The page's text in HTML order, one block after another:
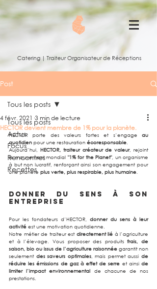
Catering | Traiteur Organisateur de Réceptions
Post
Tous les posts
Actus
Focus
Rencontres
Recettes
Tous les posts
HECTOR devient membre de 1% pour la planète.
4 févr. 2021 3 min de lecture
HECTOR porte des valeurs fortes et s’engage au
quotidien pour une restauration écoresponsable.
Aujourd’hui, HECTOR, traiteur créateur de valeur, rejoint
le mouvement mondial "1% for the Planet", un organisme
à but non lucratif, renforçant ainsi son engagement pour
une planète plus verte, plus respirable, plus humaine.
Donner du sens à son
entreprise
Pour les fondateurs d’HECTOR, donner du sens à leur
activité est une motivation quotidienne.
Notre métier de traiteur est directement lié à l’agriculture
et à l’élevage. Vous proposer des produits frais, de
saison, bio ou issus de l’agriculture raisonnée garantit non
seulement des saveurs optimales, mais permet aussi de
réduire les émissions de gaz à effet de serre et ainsi de
limiter l’impact environnemental de chacune de nos
prestations.